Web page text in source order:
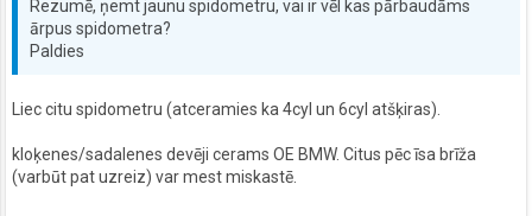
Rezumē, ņemt jaunu spidometru, vai ir vēl kas pārbaudāms
ārpus spidometra?
Paldies
Liec citu spidometru (atceramies ka 4cyl un 6cyl atšķiras).
kloķenes/sadalenes devēji cerams OE BMW. Citus pēc īsa brīža
(varbūt pat uzreiz) var mest miskastē.